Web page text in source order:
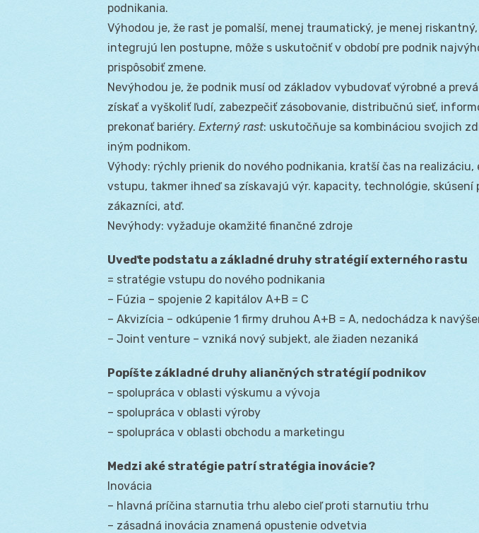
podnikania.
Výhodou je, že rast je pomalší, menej traumatický, je menej
integrujú len postupne, môže s uskutočniť v období pre podnik
prispôsobiť zmene.
Nevýhodou je, že podnik musí od základov vybudovať výrobné a
získať a vyškoliť ľudí, zabezpečiť zásobovanie, distribučnú sieť,
prekonať bariéry. Externý rast: uskutočňuje sa kombináciou svojich
iným podnikom.
Výhody: rýchly prienik do nového podnikania, kratší čas na
vstupu, takmer ihneď sa získavajú výr. kapacity, technológie, skúsení
zákazníci, atď.
Nevýhody: vyžaduje okamžité finančné zdroje
Uveďte podstatu a základné druhy stratégií externého rastu
= stratégie vstupu do nového podnikania
– Fúzia – spojenie 2 kapitálov A+B = C
– Akvizícia – odkúpenie 1 firmy druhou A+B = A, nedochádza k
– Joint venture – vzniká nový subjekt, ale žiaden nezaniká
Popíšte základné druhy aliančných stratégií podnikov
– spolupráca v oblasti výskumu a vývoja
– spolupráca v oblasti výroby
– spolupráca v oblasti obchodu a marketingu
Medzi aké stratégie patrí stratégia inovácie?
Inovácia
– hlavná príčina starnutia trhu alebo cieľ proti starnutiu trhu
– zásadná inovácia znamená opustenie odvetvia